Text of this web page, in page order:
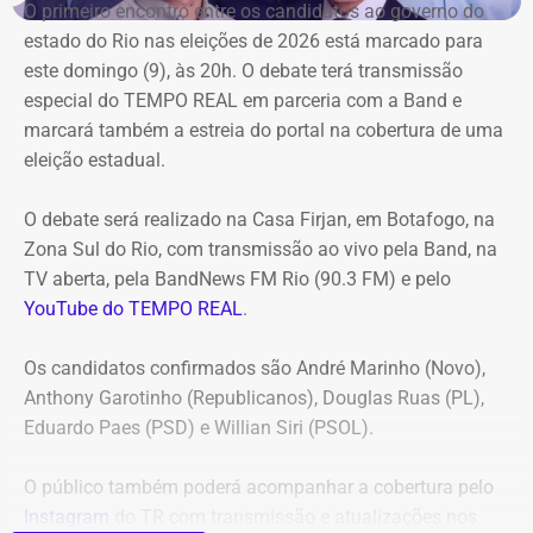
firmado com a Geo Ambiental para o mesmo fim
(locação de maquinários e equipamentos). Na ocasião, a
Corte ordenou também a suspensão imediata dos
pagamentos decorrentes do acordo milionário, que
ultrapassava R$ 100 milhões.
Montebello Willeman, que apontou uma série de
irregularidades no planejamento da concorrência
eletrônica SRP nº 041/2025 e concluiu que os problemas
comprometem a competitividade do certame e, além
a Secretaria Municipal de Obras e Agricultura e a empresa
vencedora.
ausência de estudo comparativo entre a locação e a
compra dos equipamentos
O primeiro encontro entre os candidatos ao ⁠governo do
estado do Rio nas eleições de 2026 está marcado para
este domingo (9), às 20h. O debate terá transmissão
especial do TEMPO REAL em parceria com a Band e
marcará também a estreia do portal na cobertura de uma
eleição estadual.
O debate será realizado na Casa Firjan, em Botafogo, na
Zona Sul do Rio, com transmissão ao vivo pela Band, na
TV aberta, pela BandNews FM Rio (90.3 FM) e pelo
YouTube do TEMPO REAL.
Os candidatos confirmados são André Marinho (Novo),
Anthony Garotinho (Republicanos), Douglas Ruas (PL),
Eduardo Paes (PSD) e Willian Siri (PSOL).
O público também poderá acompanhar a cobertura pelo
Instagram